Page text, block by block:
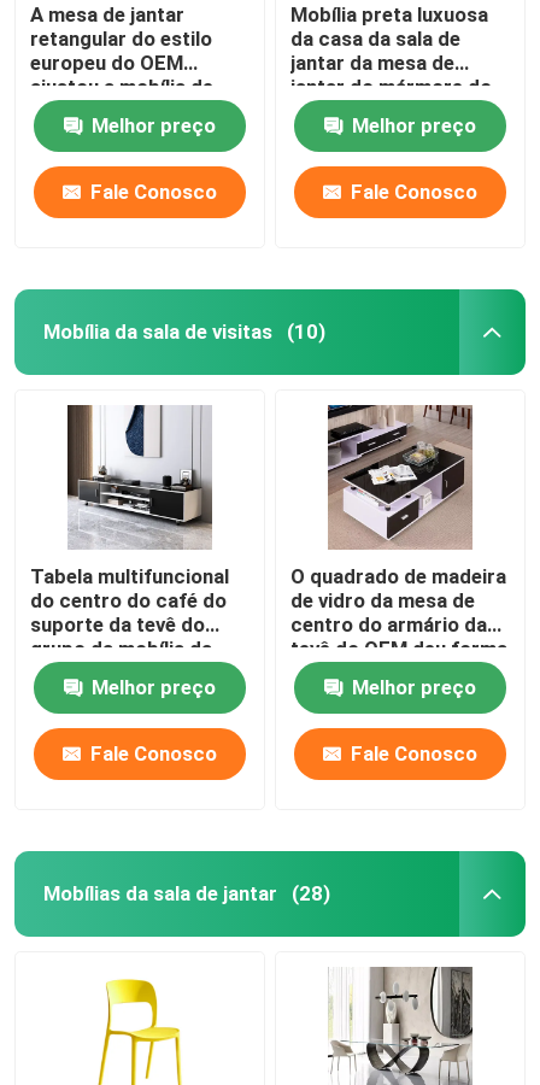
A mesa de jantar
retangular do estilo
europeu do OEM
ajustou a mobília de
mármore da sala de
jantar Melhor preço
Fale Conosco
Mobília preta luxuosa
da casa da sala de
jantar da mesa de
jantar do mármore do
revestimento e do
tampo da mesa das
cadeiras
Melhor preço
Fale Conosco
Mobília da sala de visitas (10)
Tabela multifuncional
do centro do café do
suporte da tevê do
grupo da mobília da
sala de visitas
Melhor preço
Fale Conosco
O quadrado de madeira
de vidro da mesa de
centro do armário da
tevê do OEM deu forma
ao armazenamento
fácil
Melhor preço
Fale Conosco
Mobílias da sala de jantar (28)